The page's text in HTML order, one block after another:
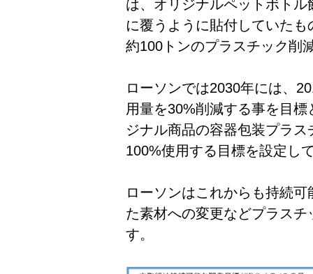
は、オリジナルペットボト
に覆うように貼付していた
約100トンのプラスチック削
ローソンでは2030年には、
用量を30%削減する事を目
ジナル商品の容器包装プラ
100%使用する目標を設定し
ローソンはこれからも持続
た素材への変更などプラス
す。